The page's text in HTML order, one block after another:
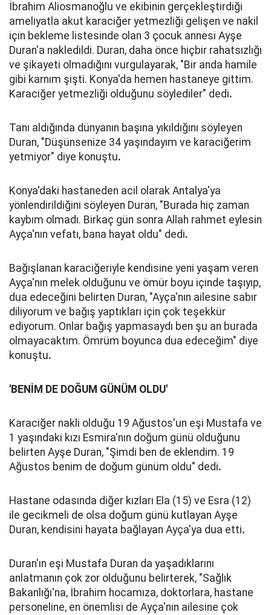
İbrahim Aliosmanoğlu ve ekibinin gerçekleştirdiği
ameliyatla akut karaciğer yetmezliği gelişen ve nakil
için bekleme listesinde olan 3 çocuk annesi Ayşe
Duran'a nakledildi. Duran, daha önce hiçbir rahatsızlığı
ve şikayeti olmadığını vurgulayarak, "Bir anda hamile
gibi karnım şişti. Konya'da hemen hastaneye gittim.
Karaciğer yetmezliği olduğunu söylediler" dedi.
Tanı aldığında dünyanın başına yıkıldığını söyleyen
Duran, "Düşünsenize 34 yaşındayım ve karaciğerim
yetmiyor" diye konuştu.
Konya'daki hastaneden acil olarak Antalya'ya
yönlendirildiğini söyleyen Duran, "Burada hiç zaman
kaybım olmadı. Birkaç gün sonra Allah rahmet eylesin
Ayça'nın vefatı, bana hayat oldu" dedi.
Bağışlanan karaciğeriyle kendisine yeni yaşam veren
Ayça'nın melek olduğunu ve ömür boyu içinde taşıyıp,
dua edeceğini belirten Duran, "Ayça'nın ailesine sabır
diliyorum ve bağış yaptıkları için çok teşekkür
ediyorum. Onlar bağış yapmasaydı ben şu an burada
olmayacaktım. Ömrüm boyunca dua edeceğim" diye
konuştu.
'BENİM DE DOĞUM GÜNÜM OLDU'
Karaciğer nakli olduğu 19 Ağustos'un eşi Mustafa ve
1 yaşındaki kızı Esmira'nın doğum günü olduğunu
belirten Ayşe Duran, "Şimdi ben de eklendim. 19
Ağustos benim de doğum günüm oldu" dedi.
Hastane odasında diğer kızları Ela (15) ve Esra (12)
ile gecikmeli de olsa doğum günü kutlayan Ayşe
Duran, kendisini hayata bağlayan Ayça'ya dua etti.
Duran'ın eşi Mustafa Duran da yaşadıklarını
anlatmanın çok zor olduğunu belirterek, "Sağlık
Bakanlığı'na, İbrahim hocamıza, doktorlara, hastane
personeline, en önemlisi de Ayça'nın ailesine çok